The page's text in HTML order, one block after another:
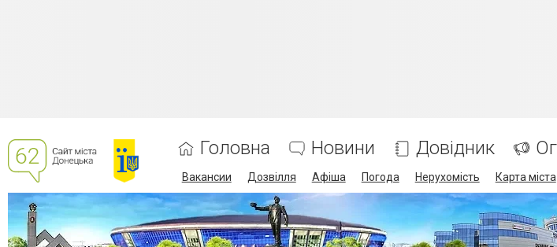
Головна Новини Довідник
Вакансии Дозвілля Афіша Погода Нерухомість Карта міста